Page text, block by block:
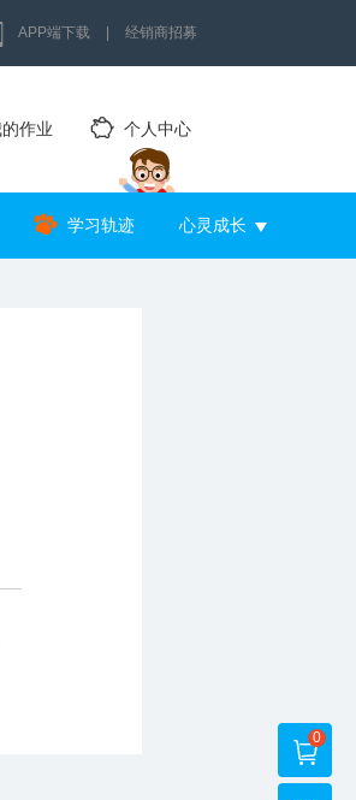
APP端下载 经销商招募
作业 个人中心
学习轨迹 心灵成长
0